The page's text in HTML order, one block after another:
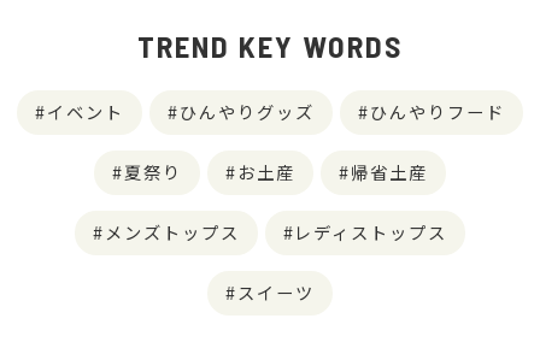
TREND KEY WORDS
イベント ひんやりグッズ ひんやりフード
夏祭り お土産 帰省土産
メンズトップス レディストップス
スイーツ